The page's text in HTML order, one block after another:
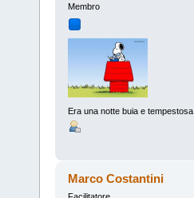
Membro
Era una notte buia e tempestosa
Marco Costantini